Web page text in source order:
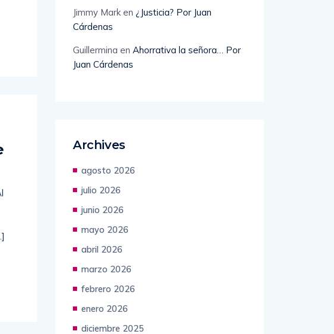
Recent Comments
Cárdenas
Guillermina
Archives
agosto 2026
julio 2026
junio 2026
mayo 2026
abril 2026
marzo 2026
febrero 2026
enero 2026